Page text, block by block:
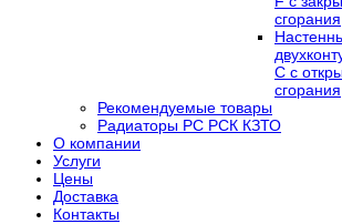
сгорания
C с
сгорания
Рекомендуемые товары
Радиаторы РС РСК КЗТО
О компании
Услуги
Цены
Доставка
Контакты